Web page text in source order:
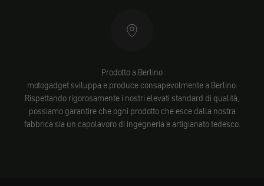
Prodotto a Berlino
motogadget sviluppa e produce consapevolmente a Berlino.
Rispettando rigorosamente i nostri elevati standard di qualità,
possiamo garantire che ogni prodotto che esce dalla nostra
fabbrica sia un capolavoro di ingegneria e artigianato tedesco.